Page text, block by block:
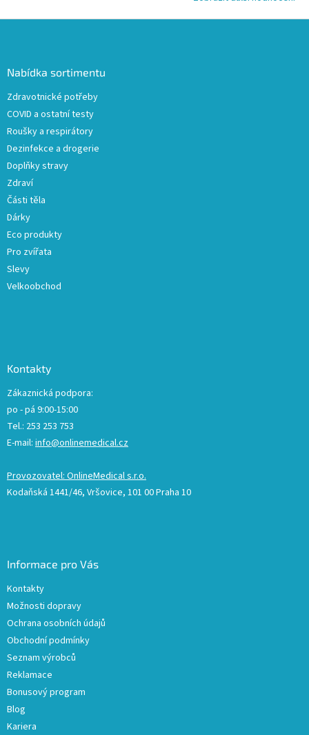
Nabídka sortimentu
Zdravotnické potřeby
COVID a ostatní testy
Roušky a respirátory
Dezinfekce a drogerie
Doplňky stravy
Zdraví
Části těla
Dárky
Eco produkty
Pro zvířata
Slevy
Velkoobchod
Kontakty
Zákaznická podpora:
po - pá 9:00-15:00
Tel.: 253 253 753
E-mail: info@onlinemedical.cz
Provozovatel: OnlineMedical s.r.o.
Kodaňská 1441/46, Vršovice, 101 00 Praha 10
Informace pro Vás
Kontakty
Možnosti dopravy
Ochrana osobních údajů
Obchodní podmínky
Seznam výrobců
Reklamace
Bonusový program
Blog
Kariera